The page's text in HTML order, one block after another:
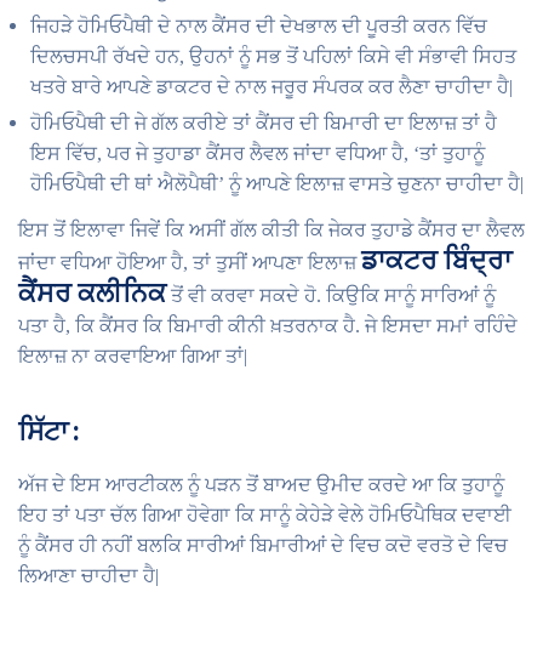
ਜਿਹੜੇ ਹੋਮਿਓਪੈਥੀ ਦੇ ਨਾਲ ਕੈਂਸਰ ਦੀ ਦੇਖਭਾਲ ਦੀ ਪੂਰਤੀ ਕਰਨ ਵਿੱਚ
ਦਿਲਚਸਪੀ ਰੱਖਦੇ ਹਨ, ਉਹਨਾਂ ਨੂੰ ਸਭ ਤੋਂ ਪਹਿਲਾਂ ਕਿਸੇ ਵੀ ਸੰਭਾਵੀ ਸਿਹਤ
ਖਤਰੇ ਬਾਰੇ ਆਪਣੇ ਡਾਕਟਰ ਦੇ ਨਾਲ ਜਰੂਰ ਸੰਪਰਕ ਕਰ ਲੈਣਾ ਚਾਹੀਦਾ ਹੈ|
ਹੋਮਿਓਪੈਥੀ ਦੀ ਜੇ ਗੱਲ ਕਰੀਏ ਤਾਂ ਕੈਂਸਰ ਦੀ ਬਿਮਾਰੀ ਦਾ ਇਲਾਜ਼ ਤਾਂ ਹੈ
ਇਸ ਵਿੱਚ, ਪਰ ਜੇ ਤੁਹਾਡਾ ਕੈਂਸਰ ਲੈਵਲ ਜਾਂਦਾ ਵਧਿਆ ਹੈ, ‘ਤਾਂ ਤੁਹਾਨੂੰ
ਹੋਮਿਓਪੈਥੀ ਦੀ ਥਾਂ ਐਲੋਪੈਥੀ’ ਨੂੰ ਆਪਣੇ ਇਲਾਜ਼ ਵਾਸਤੇ ਚੁਣਨਾ ਚਾਹੀਦਾ ਹੈ|
ਇਸ ਤੋਂ ਇਲਾਵਾ ਜਿਵੇਂ ਕਿ ਅਸੀਂ ਗੱਲ ਕੀਤੀ ਕਿ ਜੇਕਰ ਤੁਹਾਡੇ ਕੈਂਸਰ ਦਾ ਲੈਵਲ
ਜਾਂਦਾ ਵਧਿਆ ਹੋਇਆ ਹੈ, ਤਾਂ ਤੁਸੀਂ ਆਪਣਾ ਇਲਾਜ਼ਡਾਕਟਰ ਬਿੰਦ੍ਰਾ
ਕੈਂਸਰ ਕਲੀਨਿਕਤੋਂ ਵੀ ਕਰਵਾ ਸਕਦੇ ਹੋ. ਕਿਉਕਿ ਸਾਨੂੰ ਸਾਰਿਆਂ ਨੂੰ
ਪਤਾ ਹੈ, ਕਿ ਕੈਂਸਰ ਕਿ ਬਿਮਾਰੀ ਕੀਨੀ ਖ਼ਤਰਨਾਕ ਹੈ. ਜੇ ਇਸਦਾ ਸਮਾਂ ਰਹਿੰਦੇ
ਇਲਾਜ਼ ਨਾ ਕਰਵਾਇਆ ਗਿਆ ਤਾਂ|
ਸਿੱਟਾ :
ਅੱਜ ਦੇ ਇਸ ਆਰਟੀਕਲ ਨੂੰ ਪੜਨ ਤੋਂ ਬਾਅਦ ਉਮੀਦ ਕਰਦੇ ਆ ਕਿ ਤੁਹਾਨੂੰ
ਇਹ ਤਾਂ ਪਤਾ ਚੱਲ ਗਿਆ ਹੋਵੇਗਾ ਕਿ ਸਾਨੂੰ ਕੇਹੇੜੇ ਵੇਲੇ ਹੋਮਿਓਪੈਥਿਕ ਦਵਾਈ
ਨੂੰ ਕੈਂਸਰ ਹੀ ਨਹੀਂ ਬਲਕਿ ਸਾਰੀਆਂ ਬਿਮਾਰੀਆਂ ਦੇ ਵਿਚ ਕਦੋ ਵਰਤੋ ਦੇ ਵਿਚ
ਲਿਆਣਾ ਚਾਹੀਦਾ ਹੈ|